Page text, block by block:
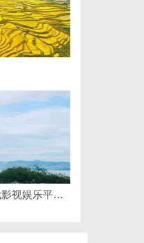
全面解析蚂蚁影视：新时代影视娱乐平台的崛起与发展